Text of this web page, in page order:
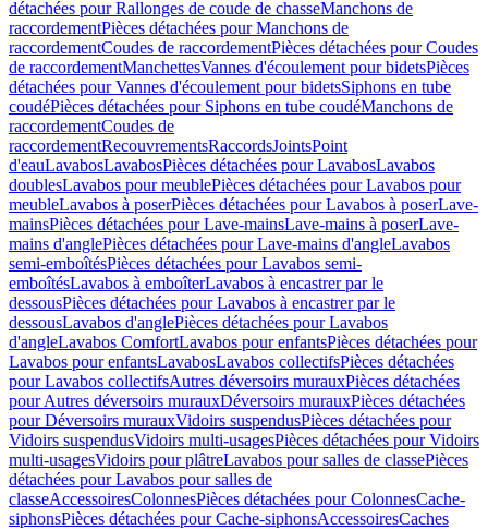
détachées pour Rallonges de coude de chasseManchons de
raccordementPièces détachées pour Manchons de
raccordementCoudes de raccordementPièces détachées pour Coudes
de raccordementManchettesVannes d'écoulement pour bidetsPièces
détachées pour Vannes d'écoulement pour bidetsSiphons en tube
coudéPièces détachées pour Siphons en tube coudéManchons de
raccordementCoudes de
raccordementRecouvrementsRaccordsJointsPoint
d'eauLavabosLavabosPièces détachées pour LavabosLavabos
doublesLavabos pour meublePièces détachées pour Lavabos pour
meubleLavabos à poserPièces détachées pour Lavabos à poserLave-
mainsPièces détachées pour Lave-mainsLave-mains à poserLave-
mains d'anglePièces détachées pour Lave-mains d'angleLavabos
semi-emboîtésPièces détachées pour Lavabos semi-
emboîtésLavabos à emboîterLavabos à encastrer par le
dessousPièces détachées pour Lavabos à encastrer par le
dessousLavabos d'anglePièces détachées pour Lavabos
d'angleLavabos ComfortLavabos pour enfantsPièces détachées pour
Lavabos pour enfantsLavabosLavabos collectifsPièces détachées
pour Lavabos collectifsAutres déversoirs murauxPièces détachées
pour Autres déversoirs murauxDéversoirs murauxPièces détachées
pour Déversoirs murauxVidoirs suspendusPièces détachées pour
Vidoirs suspendusVidoirs multi-usagesPièces détachées pour Vidoirs
multi-usagesVidoirs pour plâtreLavabos pour salles de classePièces
détachées pour Lavabos pour salles de
classeAccessoiresColonnesPièces détachées pour ColonnesCache-
siphonsPièces détachées pour Cache-siphonsAccessoiresCaches